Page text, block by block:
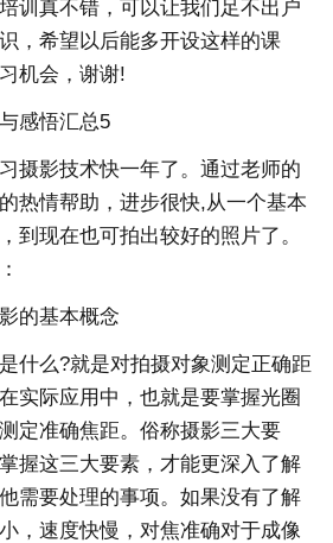
训真不错，可以让我们足不出户
，希望以后能多开设这样的课
机会，谢谢!
感悟汇总5
摄影技术快一年了。通过老师的
热情帮助，进步很快,从一个基本
到现在也可拍出较好的照片了。
的基本概念
什么?就是对拍摄对象测定正确距
实际应用中，也就是要掌握光圈
定准确焦距。俗称摄影三大要
握这三大要素，才能更深入了解
需要处理的事项。如果没有了解
，速度快慢，对焦准确对于成像